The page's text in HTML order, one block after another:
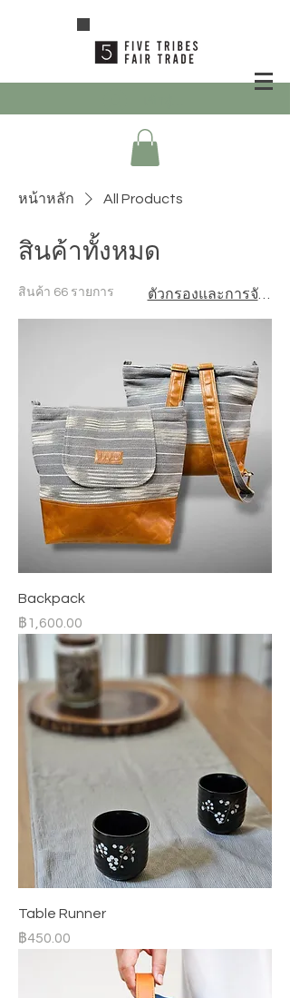
หน้าหลัก All Products
สินค้าทั้งหมด
สินค้า 66 รายการ ตัวกรองและการจัดเรียง
Backpack
ราคา
฿1,600.00
Table Runner
ราคา
฿450.00